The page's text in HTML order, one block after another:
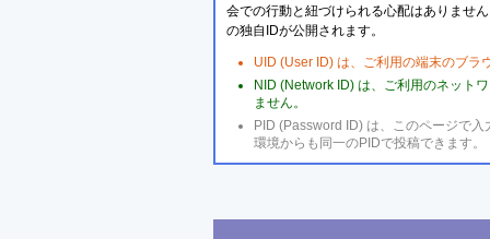
会での行動と紐づけられる心配はありませ
の独自IDが公開されます。
UID (User ID) は、ご利用の端末のブ
NID (Network ID) は、ご利用のネット
ません。
PID (Password ID) は、このページで
環境からも同一のPIDで投稿できます。